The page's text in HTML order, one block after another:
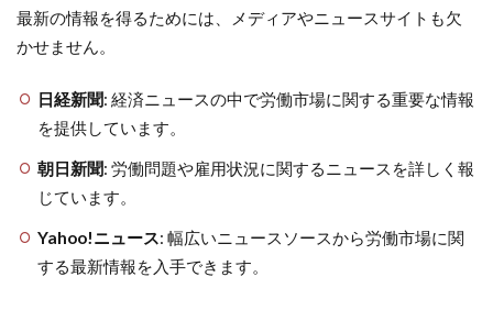
最新の情報を得るためには、メディアやニュースサイトも欠
かせません。
日経新聞: 経済ニュースの中で労働市場に関する重要な情報
を提供しています。
朝日新聞: 労働問題や雇用状況に関するニュースを詳しく報
じています。
Yahoo!ニュース: 幅広いニュースソースから労働市場に関
する最新情報を入手できます。